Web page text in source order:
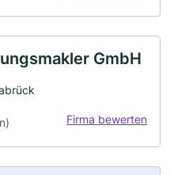
GmbH
Firma bewerten